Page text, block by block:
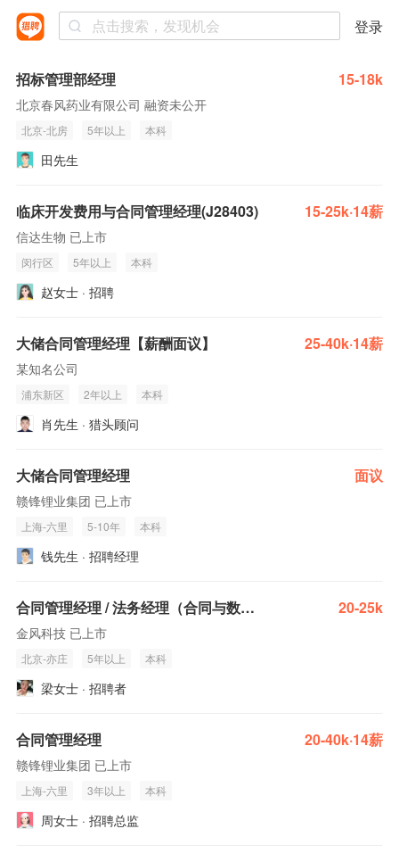
登录
招标管理部经理 15-18k
北京春风药业有限公司 融资未公开
北京-北房 5年以上 本科
田先生
临床开发费用与合同管理经理(J28403) 15-25k·14薪
信达生物 已上市
闵行区 5年以上 本科
赵女士 · 招聘
大储合同管理经理【薪酬面议】 25-40k·14薪
某知名公司
浦东新区 2年以上 本科
肖先生 · 猎头顾问
大储合同管理经理 面议
赣锋锂业集团 已上市
上海-六里 5-10年 本科
钱先生 · 招聘经理
合同管理经理 / 法务经理（合同与数字化方向）(J23841) 20-25k
金风科技 已上市
北京-亦庄 5年以上 本科
梁女士 · 招聘者
合同管理经理 20-40k·14薪
赣锋锂业集团 已上市
上海-六里 3年以上 本科
周女士 · 招聘总监